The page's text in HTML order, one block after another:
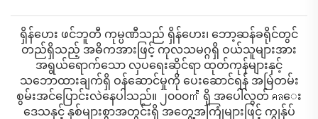
ရှိန်ဟေး ဖင်ဘူတီ ကုမ္ပဏီသည် ရှိန်ဟေး၊ ဘော့ဆန်ခရိုင်တွင်
တည်ရှိသည့် အဓိကအားဖြင့် ကုလသမဂ္ဂရှိ ဝယ်သူများအား
အရွယ်ရောက်သော လှပရေးဆိုင်ရာ ထုတ်ကုန်များနှင့်
သဘောထားချက်ရှိ ဝန်ဆောင်မှုကို ပေးဆောင်ရန် အမြဲတမ်း
စွမ်းအင်ပြောင်းလဲနေပါသည်။ ၂၀၀၀㎡ ရှိ အပေါ်လွတ် คลေး
ဒေသနှင့် နှစ်များစွာအတွင်းရှိ အတွေ့အကြုံများဖြင့် ကျွန်ုပ်